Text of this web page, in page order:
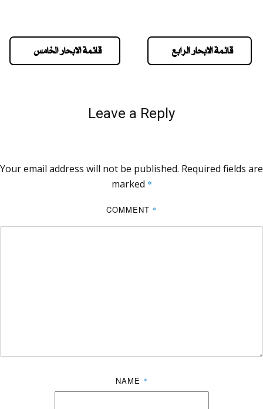
قائمة الابحار الخامس قائمة الابحار الرابع
Leave a Reply
Your email address will not be published. Required fields are
marked *
COMMENT *
NAME *